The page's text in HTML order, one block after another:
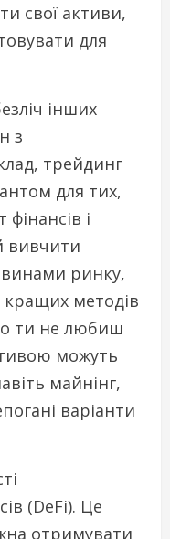
свої активи,
для
інших
з
трейдинг
для тих,
і
вивчити
ринку,
методів
ти не любиш
можуть
майнінг,
варіанти
(DeFi). Це
отримувати